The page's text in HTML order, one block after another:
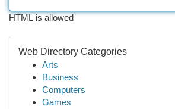
HTML is allowed
Web Directory Categories
Arts
Business
Computers
Games